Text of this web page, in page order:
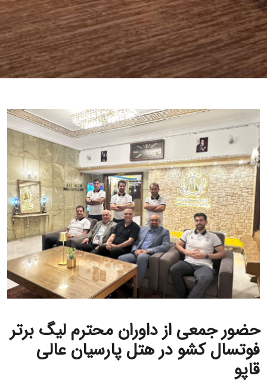
حضور جمعی از داوران محترم لیگ برتر
فوتسال کشو در هتل پارسیان عالی
قاپو